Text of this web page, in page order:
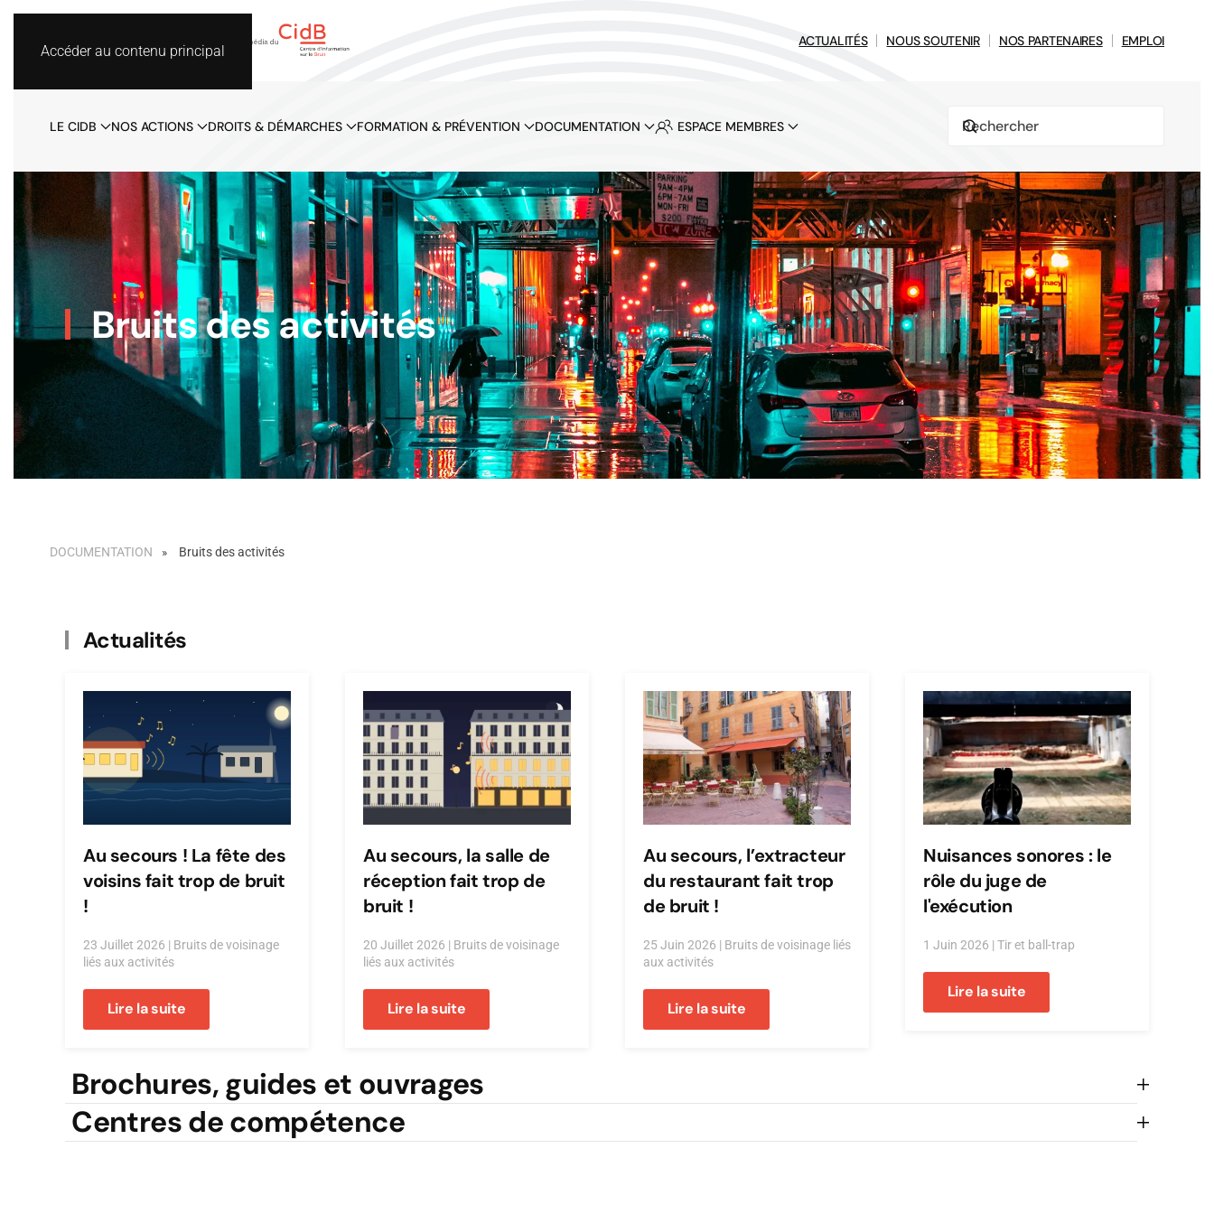
Accéder au contenu principal
ACTUALITÉS NOUS SOUTENIR NOS PARTENAIRES EMPLOI
LE CIDB NOS ACTIONS DROITS & DÉMARCHES FORMATION & PRÉVENTION DOCUMENTATION ESPACE MEMBRES
Bruits des activités
DOCUMENTATION Bruits des activités
Actualités
Au secours ! La fête des
voisins fait trop de bruit
!
23 Juillet 2026 | Bruits de voisinage
liés aux activités
Lire la suite
Au secours, la salle de
réception fait trop de
bruit !
20 Juillet 2026 | Bruits de voisinage
liés aux activités
Lire la suite
Au secours, l’extracteur
du restaurant fait trop
de bruit !
25 Juin 2026 | Bruits de voisinage liés
aux activités
Lire la suite
Nuisances sonores : le
rôle du juge de
l'exécution
1 Juin 2026 | Tir et ball-trap
Lire la suite
Brochures, guides et ouvrages
Centres de compétence